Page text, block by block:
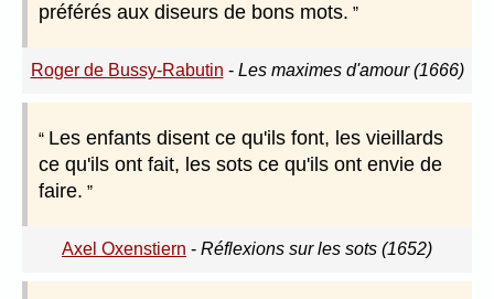
préférés aux diseurs de bons mots.
Roger de Bussy-Rabutin - Les maximes d'amour (1666)
Les enfants disent ce qu'ils font, les vieillards
ce qu'ils ont fait, les sots ce qu'ils ont envie de
faire.
Axel Oxenstiern - Réflexions sur les sots (1652)